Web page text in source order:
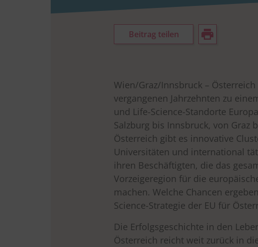
Beitrag teilen
Wien/Graz/Innsbruck –
vergangenen Jahrzehnten zu
und Life-Science-Standorte
Salzburg bis Innsbruck, von Graz
Österreich gibt es innovative
Universitäten und international
ihren Beschäftigten, die das
Vorzeigeregion für die
machen. Welche Chancen
Science-Strategie der EU für
Die Erfolgsgeschichte in den
Österreich reicht weit zurück in